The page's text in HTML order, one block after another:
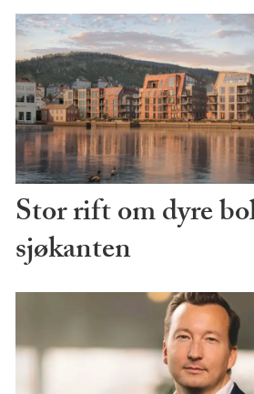
Stor rift om dyre
sjøkanten